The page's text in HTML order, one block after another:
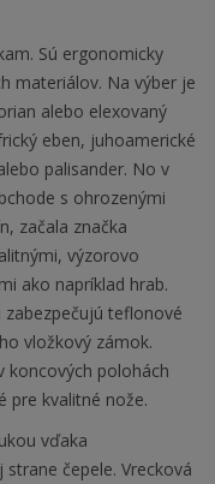
Sú ergonomicky
materiálov. Na výber je
alebo elexovaný
eben, juhoamerické
palisander. No v
s ohrozenými
začala značka
výzorovo
ako napríklad hrab.
zabezpečujú teflonové
vložkový zámok.
koncových polohách
pre kvalitné nože.
vďaka
čepele. Vrecková